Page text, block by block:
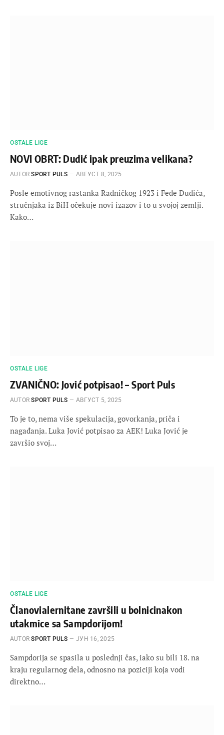
OSTALE LIGE
NOVI OBRT: Dudić ipak preuzima velikana?
AUTOR SPORT PULS АВГУСТ 8, 2025
Posle emotivnog rastanka Radničkog 1923 i Feđe Dudića,
stručnjaka iz BiH očekuje novi izazov i to u svojoj zemlji.
Kako…
OSTALE LIGE
ZVANIČNO: Jović potpisao! – Sport Puls
AUTOR SPORT PULS АВГУСТ 5, 2025
To je to, nema više spekulacija, govorkanja, priča i
nagađanja. Luka Jović potpisao za AEK! Luka Jović je
završio svoj…
OSTALE LIGE
Članovialernitane završili u bolnicinakon
utakmice sa Sampdorijom!
AUTOR SPORT PULS ЈУН 16, 2025
Sampdorija se spasila u poslednji čas, iako su bili 18. na
kraju regularnog dela, odnosno na poziciji koja vodi
direktno…